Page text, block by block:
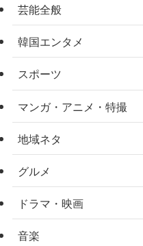
芸能全般
韓国エンタメ
スポーツ
マンガ・アニメ・特撮
地域ネタ
グルメ
ドラマ・映画
音楽